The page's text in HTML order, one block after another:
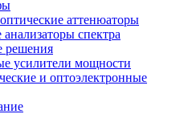
аттенюаторы
спектра
решения
усилители мощности
и оптоэлектронные